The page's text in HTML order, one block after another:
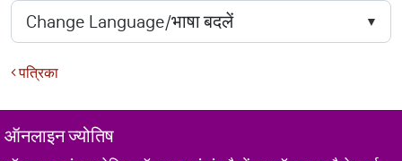
पत्रिका
ऑनलाइन ज्योतिष